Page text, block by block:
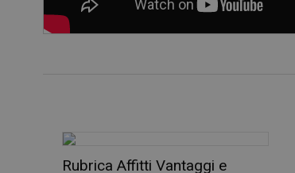
Rubrica Affitti Vantaggi e